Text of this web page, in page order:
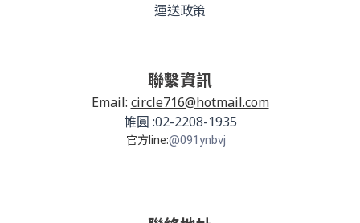
運送政策
聯繫資訊
Email: circle716@hotmail.com
帷圓 :02-2208-1935
官方line:@091ynbvj